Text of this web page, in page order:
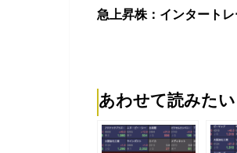
急上昇株：インタート
あわせて読みたい